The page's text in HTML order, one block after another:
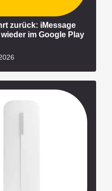
zurück: iMessage
im Google Play